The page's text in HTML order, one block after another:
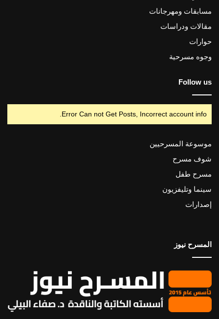
مسابقات ومهرجانات
مقالات ودراسات
حوارات
وجوه مسرحية
Follow us
Error Can not Get Posts, Incorrect account info.
موسوعة المسرحيين
شوف مسرح
مسرح طفل
سينما وتليفزيون
إصدارات
المسرح نيوز